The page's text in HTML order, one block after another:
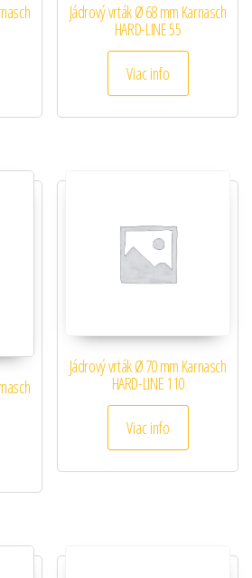
Jádrový vrták Ø 68 mm Karnasch
HARD-LINE 55
Viac info
Jádrový vrták Ø 70 mm Karnasch
HARD-LINE 110
Viac info